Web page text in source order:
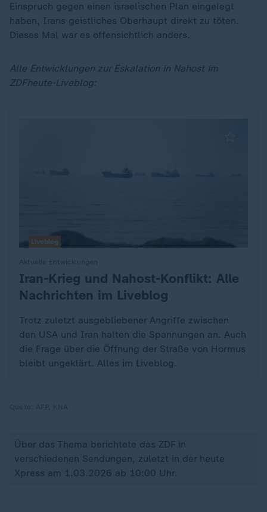
Einspruch gegen einen israelischen Plan eingelegt
haben, Irans geistliches Oberhaupt direkt zu töten.
Dieses Mal war es offensichtlich anders.
Alle Entwicklungen zur Eskalation in Nahost im
ZDFheute-Liveblog:
:Iran-Krieg und Nahost-Konflikt: Alle
Nachrichten im Liveblog
Trotz zuletzt ausgebliebener Angriffe zwischen
den USA und Iran halten die Spannungen an. Auch
die Frage über die Öffnung der Straße von Hormus
bleibt ungeklärt. Alles im Liveblog.
Liveblog
Über das Thema berichtete das ZDF in
verschiedenen Sendungen, zuletzt in der heute
Xpress am 1.03.2026 ab 10:00 Uhr.